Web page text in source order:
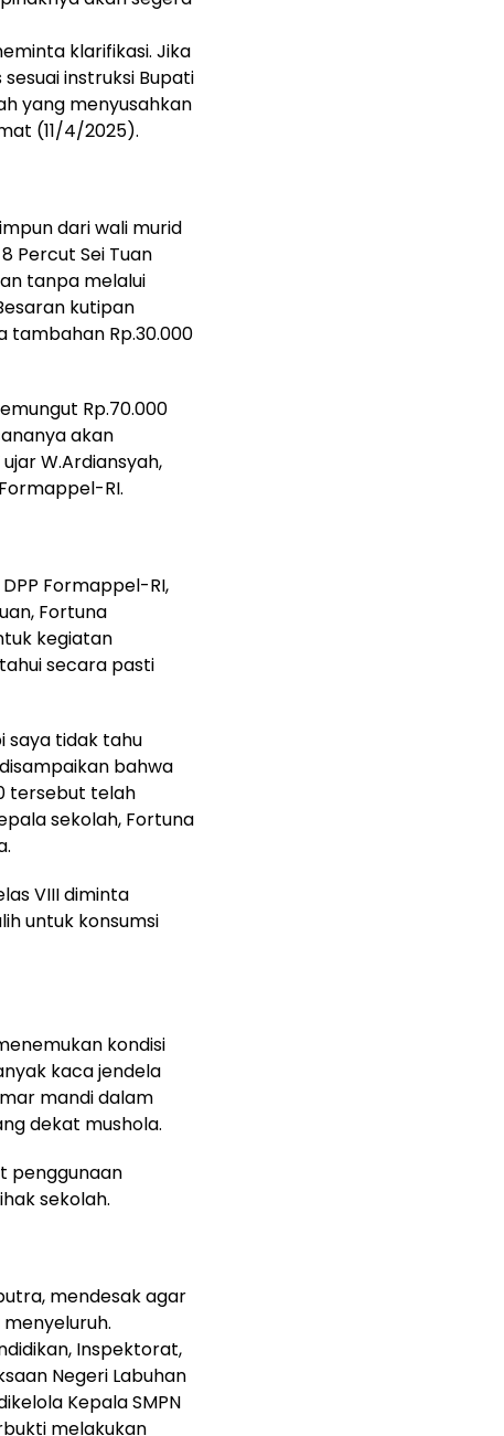
klarifikasi. Jika
instruksi Bupati
yang menyusahkan
(11/4/2025).
dari wali murid
Percut Sei Tuan
tanpa melalui
kutipan
tambahan Rp.30.000
Rp.70.000
akan
W.Ardiansyah,
RI.
Formappel-RI,
Fortuna
kegiatan
secara pasti
saya tidak tahu
bahwa
tersebut telah
sekolah, Fortuna
VIII diminta
untuk konsumsi
kondisi
kaca jendela
mandi dalam
dekat mushola.
penggunaan
sekolah.
mendesak agar
Inspektorat,
Negeri Labuhan
Kepala SMPN
melakukan